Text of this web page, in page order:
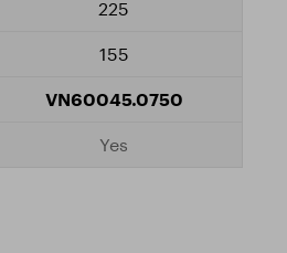
225
155
VN60045.0750
Yes